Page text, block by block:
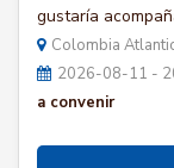
gustaría
Colombia
2026-08-11 -
a convenir